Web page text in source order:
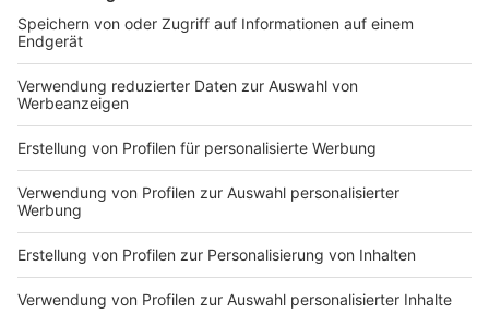
DEINE GEMERKTEN ARTIKEL
Du hast dir noch keine Artikel gemerkt